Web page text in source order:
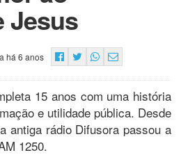
Jesus
há 6 anos
15 anos com uma história
e utilidade pública. Desde
antiga rádio Difusora passou a
1250.